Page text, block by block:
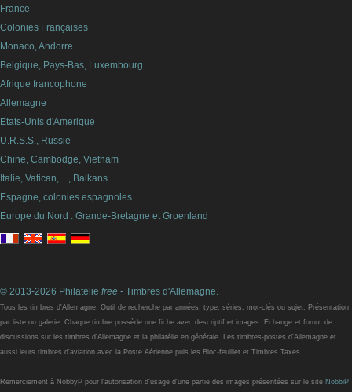
France
Colonies Françaises
Monaco, Andorre
Belgique, Pays-Bas, Luxembourg
Afrique francophone
Allemagne
Etats-Unis d'Amerique
U.R.S.S., Russie
Chine, Cambodge, Vietnam
Italie, Vatican, ..., Balkans
Espagne, colonies espagnoles
Europe du Nord : Grande-Bretagne et Groenland
© 2013-2026 Philatelie free - Timbres d'Allemagne.
Tous les timbres d'Allemagne. Outil de recherche par années, type, séries, mot-clés ou sujet. Présentation
par liste ou galerie. Chaque timbre possède une fiche avec descriptif et images. Echange et forum de
discussions sur les timbres d'Allemagne et la philatélie en générale. Les timbres-postes d'Allemagne et
aussi leurs timbres d'aviation avec la Poste Aérienne puis les Bloc-feuillet et Timbres Taxes.
Remerciement à NobbyP pour l'autorisation d'usage d'une partie des images présentées sur le site NobbiP